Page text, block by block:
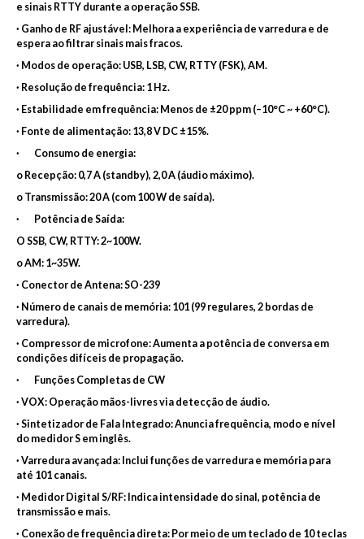
e sinais RTTY durante a operação SSB.
· Ganho de RF ajustável: Melhora a experiência de varredura e de
espera ao filtrar sinais mais fracos.
· Modos de operação: USB, LSB, CW, RTTY (FSK), AM.
· Resolução de frequência: 1 Hz.
· Estabilidade em frequência: Menos de ±20 ppm (–10°C ~ +60°C).
· Fonte de alimentação: 13,8 V DC ±15%.
· Consumo de energia:
o Recepção: 0,7 A (standby), 2,0 A (áudio máximo).
o Transmissão: 20 A (com 100 W de saída).
· Potência de Saída:
O SSB, CW, RTTY: 2~100W.
o AM: 1~35W.
· Conector de Antena: SO-239
· Número de canais de memória: 101 (99 regulares, 2 bordas de
varredura).
· Compressor de microfone: Aumenta a potência de conversa em
condições difíceis de propagação.
· Funções Completas de CW
· VOX: Operação mãos-livres via detecção de áudio.
· Sintetizador de Fala Integrado: Anuncia frequência, modo e nível
do medidor S em inglês.
· Varredura avançada: Inclui funções de varredura e memória para
até 101 canais.
· Medidor Digital S/RF: Indica intensidade do sinal, potência de
transmissão e mais.
· Conexão de frequência direta: Por meio de um teclado de 10 teclas